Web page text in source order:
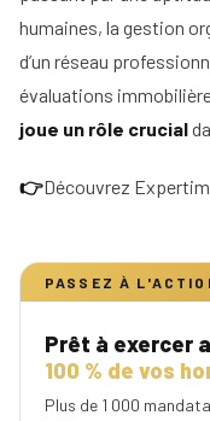
humaines, la gestion
d’un réseau
évaluations
joue un rôle crucial
👉Découvrez
PASSEZ À
Prêt à exercer
100 % de vos
Plus de 1 000